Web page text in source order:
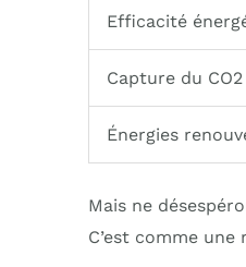
Efficacité
Capture du CO2
Énergies
Mais ne
C’est comme